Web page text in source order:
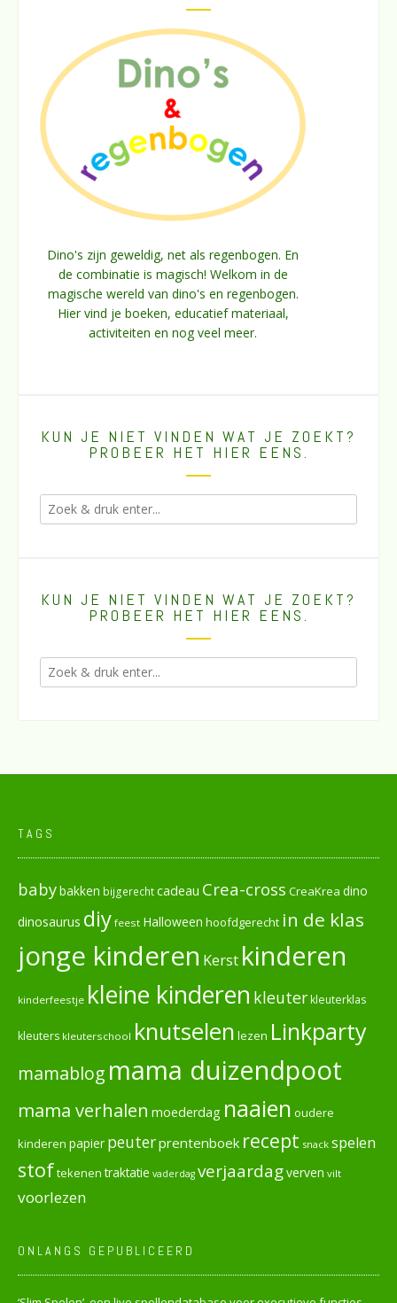
Dino's zijn geweldig, net als regenbogen. En
de combinatie is magisch! Welkom in de
magische wereld van dino's en regenbogen.
Hier vind je boeken, educatief materiaal,
activiteiten en nog veel meer.
KUN JE NIET VINDEN WAT JE ZOEKT?
PROBEER HET HIER EENS.
KUN JE NIET VINDEN WAT JE ZOEKT?
PROBEER HET HIER EENS.
TAGS
babybakken bijgerechtcadeau Crea-cross CreaKrea dino
dinosaurus diy feest Halloween hoofdgerecht in de klas
jonge kinderen Kerst kinderen
kinderfeestje kleine kinderen kleuterkleuterklas
kleuters kleuterschool knutselen lezen Linkparty
mamablog mama duizendpoot
mama verhalen moederdag naaien oudere
kinderen papier peuterprentenboek recept snack spelen
stoftekenen traktatie vaderdag verjaardagverven vilt
voorlezen
ONLANGS GEPUBLICEERD